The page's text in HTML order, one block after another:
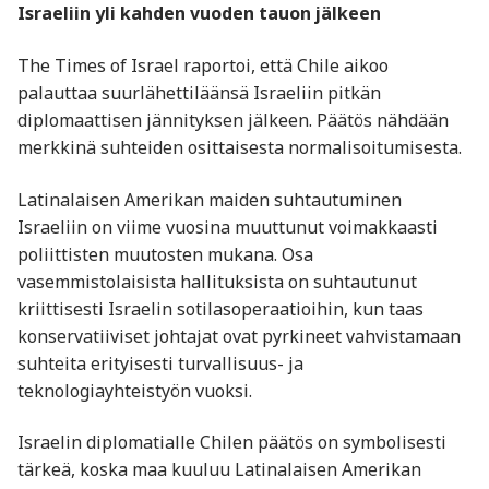
Israeliin yli kahden vuoden tauon jälkeen
The Times of Israel raportoi, että Chile aikoo
palauttaa suurlähettiläänsä Israeliin pitkän
diplomaattisen jännityksen jälkeen. Päätös nähdään
merkkinä suhteiden osittaisesta normalisoitumisesta.
Latinalaisen Amerikan maiden suhtautuminen
Israeliin on viime vuosina muuttunut voimakkaasti
poliittisten muutosten mukana. Osa
vasemmistolaisista hallituksista on suhtautunut
kriittisesti Israelin sotilasoperaatioihin, kun taas
konservatiiviset johtajat ovat pyrkineet vahvistamaan
suhteita erityisesti turvallisuus- ja
teknologiayhteistyön vuoksi.
Israelin diplomatialle Chilen päätös on symbolisesti
tärkeä, koska maa kuuluu Latinalaisen Amerikan